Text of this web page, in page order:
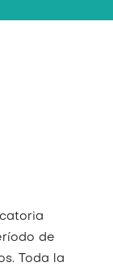
de
Toda la